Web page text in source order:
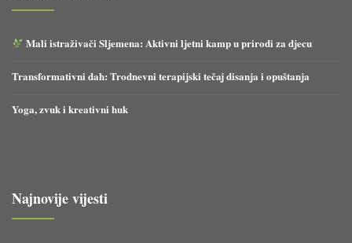
Mali istraživači Sljemena: Aktivni ljetni kamp u prirodi za djecu
Transformativni dah: Trodnevni terapijski tečaj disanja i opuštanja
Yoga, zvuk i kreativni huk
Najnovije vijesti